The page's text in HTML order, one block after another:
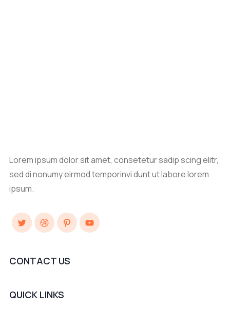
Lorem ipsum dolor sit amet, consetetur sadip scing elitr,
sed di nonumy eirmod temporinvi dunt ut labore lorem
ipsum.
TwitterDribbblePinterestYouTube
CONTACT US
QUICK LINKS